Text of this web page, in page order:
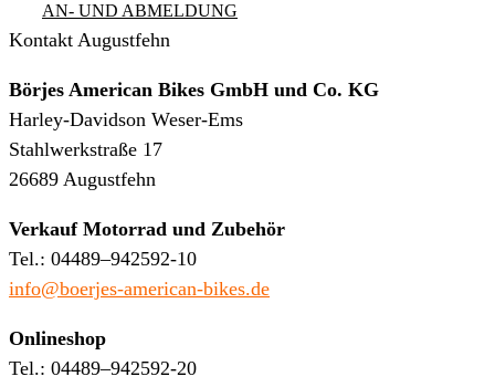
AN- UND ABMELDUNG
Kontakt Augustfehn
Börjes American Bikes GmbH und Co. KG
Harley-Davidson Weser-Ems
Stahlwerkstraße 17
26689 Augustfehn
Verkauf Motorrad und Zubehör
Tel.: 04489–942592-10
info@boerjes-american-bikes.de
Onlineshop
Tel.: 04489–942592-20